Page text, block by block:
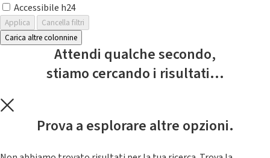
Accessibile h24
Applica
Cancella filtri
Carica altre colonnine
Attendi qualche secondo,
stiamo cercando i risultati...
Prova a esplorare altre opzioni.